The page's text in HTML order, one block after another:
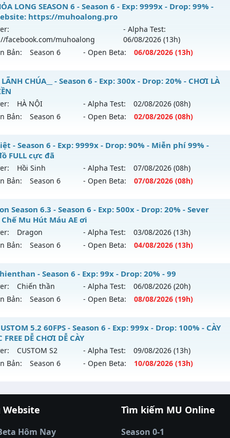
loại: Mu Bán Đồ Full Trong Shop
Phoenix chống hack mới
Viêt Plus SS6 - Tiêu phí tích lũy, Đồ họa đỉnh cao
mới ra tháng 08 2026 - Mở máy chủ
Chí Tôn
9999x - Drop: 90%
loại: Mu Bán Đồ Full Trong Shop
Phoenix 2026
LONG SEASON 6 - Season 6 - Exp: 9999x - Drop: 99% -
https://muhoalong.pro
facebook.com/muhoalong
- Alpha Test:
06/08/2026 (13h)
Bản:
Season 6 - Open Beta: 06/08/2026 (13h)
LONG SEASON 6 - 🌐 Website: https://muhoalong.pro
ra tháng 08 2026 - Mở máy chủ https://facebook.com/
06/08/2626
Non Reset
Mu Nguyên bản Webzen
XShield
LÃNH CHÚA__ - Season 6 - Exp: 300x - Drop: 20% - CHƠI LÀ
HÀ NỘI - Alpha Test: 02/08/2026 (08h)
Bản:
Season 6 - Open Beta: 02/08/2026 (08h)
LÃNH CHÚA__ - CHƠI LÀ NGHIỀN
mới ra tháng 08 2026 - Mở máy chủHÀ NỘIvào 08h ngày
300x - Drop: 20%
loại: Mu Nguyên bản Webzen
GoldShield
- Season 6 - Exp: 9999x - Drop: 90% - Miễn phí 99% -
FULL cực đã
Hồi Sinh - Alpha Test: 07/08/2026 (08h)
Bản:
Season 6 - Open Beta: 07/08/2026 (08h)
Việt - Miễn phí 99% - Cày đồ FULL cực đã
mới ra tháng 08 2026 - Mở máy chủHồi Sinhvào 08h
9999x - Drop: 90%
loại: Mu Nguyên bản Webzen
ICMPROTECT ✅ 🔴 ✨ ⚡️
Season 6.3 - Season 6 - Exp: 500x - Drop: 20% - Sever
Chế Mu Hút Máu AE ơi
Dragon - Alpha Test: 03/08/2026 (13h)
Bản:
Season 6 - Open Beta: 04/08/2026 (13h)
Season 6.3 - Sever Khắc Chế Mu Hút Máu AE ơi
mới ra tháng 08 2026 - Mở máy chủDragonvào 13h
reset: Reset In Game
loại: Mu Nguyên bản Webzen
Antihack
- Season 6 - Exp: 99x - Drop: 20% - 99
Chiến thần - Alpha Test: 06/08/2026 (20h)
Bản:
Season 6 - Open Beta: 08/08/2026 (19h)
chienthan - 99
mới ra tháng 08 2026 - Mở máy chủChiến thần vào 19h
99x - Drop: 20%
5.2 60FPS - Season 6 - Exp: 999x - Drop: 100% - CÀY
FREE DỄ CHƠI DỄ CÀY
CUSTOM S2 - Alpha Test: 09/08/2026 (13h)
Bản:
Season 6 - Open Beta: 10/08/2026 (13h)
CUSTOM 5.2 60FPS - CÀY CUỐC FREE DỄ CHƠI DỄ CÀY
mới ra tháng 08 2026 - Mở máy chủCUSTOM S2vào 13h
999x - Drop: 100%
đổi thưởng |789club |789club
Website
Hôm Nay
Tìm kiếm MU Online
Season 0-1